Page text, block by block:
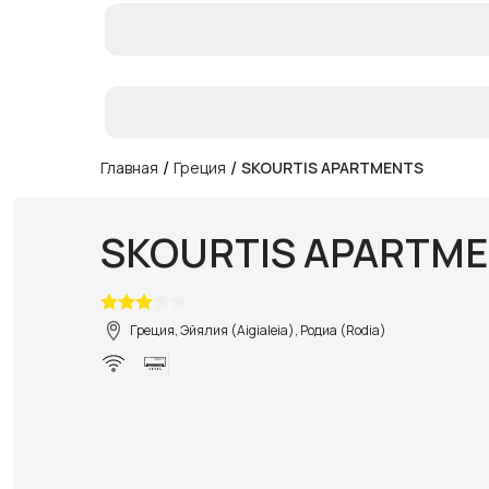
Главная / Греция / SKOURTIS APARTMENTS
SKOURTIS
Греция, Эйялия (Aigialeia), Родиа (Rodia)